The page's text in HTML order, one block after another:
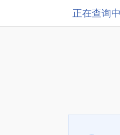
正在查询中